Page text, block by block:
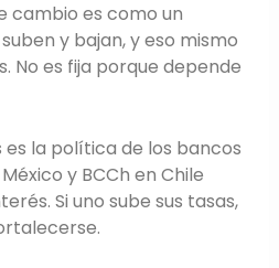
cambio es como un
y bajan, y eso mismo
No es fija porque depende
es la política de los bancos
y BCCh en Chile
Si uno sube sus tasas,